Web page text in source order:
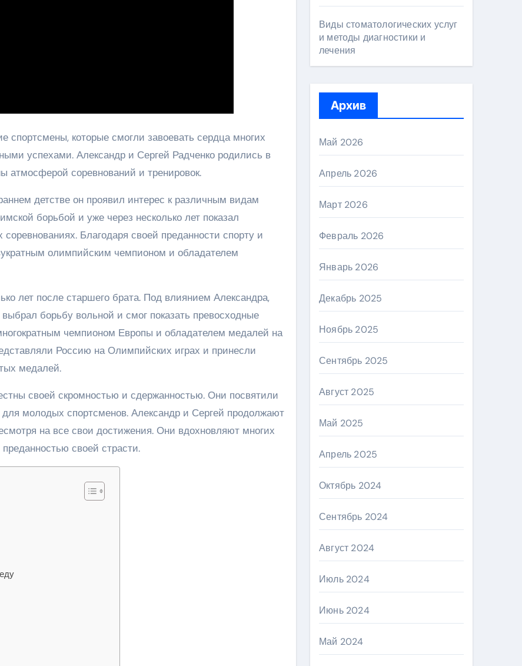
спортсмены, которые смогли завоевать сердца многих
успехами. Александр и Сергей Радченко родились в
атмосферой соревнований и тренировок.
детстве он проявил интерес к различным видам
борьбой и уже через несколько лет показал
Благодаря своей преданности спорту и
олимпийским чемпионом и обладателем
лет после старшего брата. Под влиянием Александра,
борьбу вольной и смог показать превосходные
чемпионом Европы и обладателем медалей на
Россию на Олимпийских играх и принесли
медалей.
своей скромностью и сдержанностью. Они посвятили
молодых спортсменов. Александр и Сергей продолжают
на все свои достижения. Они вдохновляют многих
своей страсти.
Виды стоматологических услуг
и методы диагностики и
лечения
Архив
Май 2026
Апрель 2026
Март 2026
Февраль 2026
Январь 2026
Декабрь 2025
Ноябрь 2025
Сентябрь 2025
Август 2025
Май 2025
Апрель 2025
Октябрь 2024
Сентябрь 2024
Август 2024
Июль 2024
Июнь 2024
Май 2024